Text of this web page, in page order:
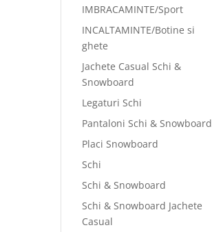
IMBRACAMINTE/Sport
INCALTAMINTE/Botine si
ghete
Jachete Casual Schi &
Snowboard
Legaturi Schi
Pantaloni Schi & Snowboard
Placi Snowboard
Schi
Schi & Snowboard
Schi & Snowboard Jachete
Casual